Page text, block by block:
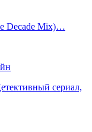
Decade Mix)…
сериал,